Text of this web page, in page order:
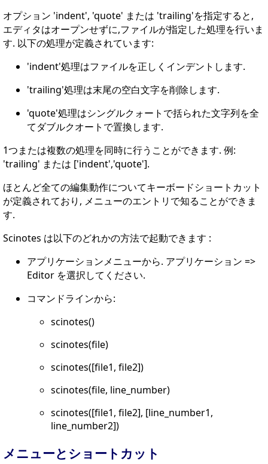
オプション 'indent', 'quote' または 'trailing'を指定すると,
エディタはオープンせずに,ファイルが指定した処理を行いま
す. 以下の処理が定義されています:
'indent'処理はファイルを正しくインデントします.
'trailing'処理は末尾の空白文字を削除します.
'quote'処理はシングルクォートで括られた文字列を全
てダブルクオートで置換します.
1つまたは複数の処理を同時に行うことができます. 例:
'trailing' または ['indent','quote'].
ほとんど全ての編集動作についてキーボードショートカット
が定義されており, メニューのエントリで知ることができま
す.
Scinotes は以下のどれかの方法で起動できます :
アプリケーションメニューから. アプリケーション =>
Editor を選択してください.
コマンドラインから:
scinotes()
scinotes(file)
scinotes([file1, file2])
scinotes(file, line_number)
scinotes([file1, file2], [line_number1,
line_number2])
メニューとショートカット